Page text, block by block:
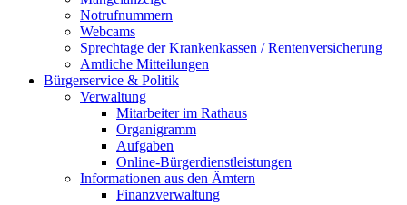
Notrufnummern
Webcams
Sprechtage der Krankenkassen / Rentenversicherung
Amtliche Mitteilungen
Bürgerservice & Politik
Verwaltung
Mitarbeiter im Rathaus
Organigramm
Aufgaben
Online-Bürgerdienstleistungen
Informationen aus den Ämtern
Finanzverwaltung